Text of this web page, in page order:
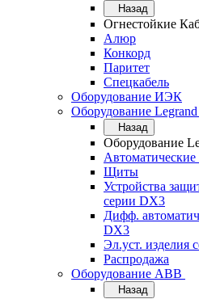
Назад
Огнестойкие
Алюр
Конкорд
Паритет
Спецкабель
Оборудование ИЭК
Оборудование Legrand
Назад
Оборудование
Щиты
Устройства
серии DX3
Дифф.
DX3
Эл.уст. изделия
Распродажа
Оборудование АВВ
Назад